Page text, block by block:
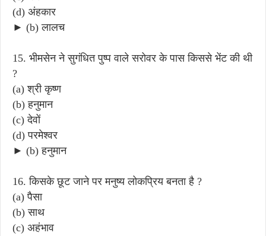
(d) अंहकार
► (b) लालच
15. भीमसेन ने सुगंधित पुष्प वाले सरोवर के पास किससे भेंट की थी
?
(a) श्री कृष्ण
(b) हनुमान
(c) देवों
(d) परमेश्वर
► (b) हनुमान
16. किसके छूट जाने पर मनुष्य लोकप्रिय बनता है ?
(a) पैसा
(b) साथ
(c) अहंभाव